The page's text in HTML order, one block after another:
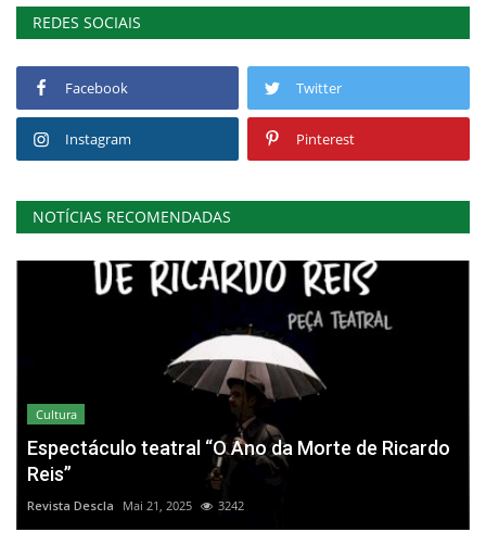
REDES SOCIAIS
Facebook Twitter
Instagram Pinterest
NOTÍCIAS RECOMENDADAS
Cultura
Espectáculo teatral “O Ano da Morte de Ricardo
Reis”
Revista Descla Mai 21, 2025 3242